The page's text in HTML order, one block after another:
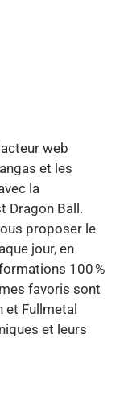
web
et les
la
Dragon Ball.
proposer le
jour, en
100 %
favoris sont
et Fullmetal
et leurs